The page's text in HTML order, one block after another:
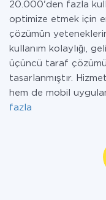
20.000'den fazla
optimize etmek için
çözümün
kullanım kolaylığı,
üçüncü taraf
tasarlanmıştır.
hem de mobil
fazla